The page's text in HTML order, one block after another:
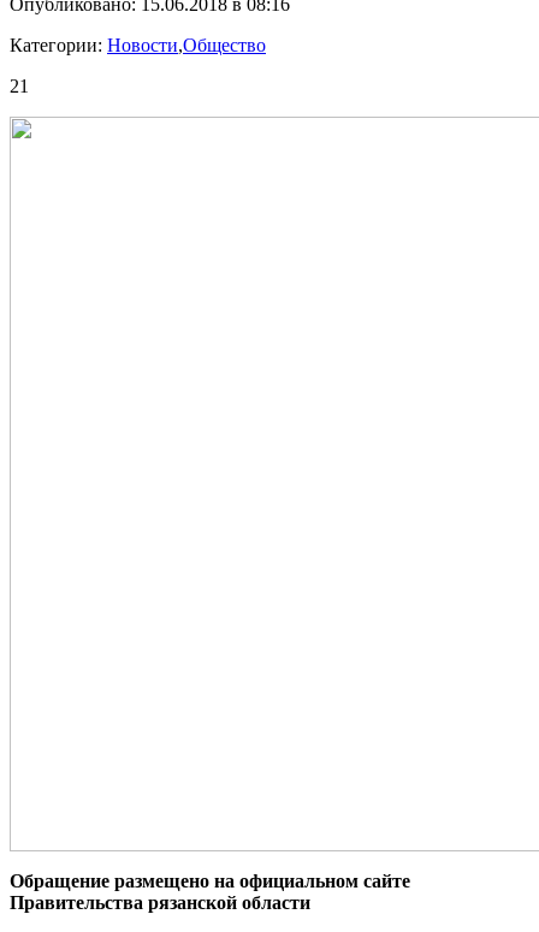
Опубликовано: 15.06.2018 в 08:16
Категории: Новости,Общество
21
Обращение размещено на официальном сайте
Правительства рязанской области